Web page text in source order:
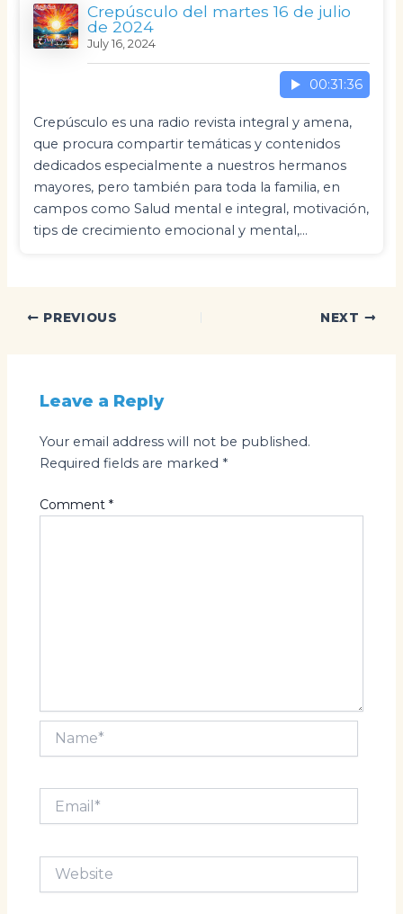
Crepúsculo del martes 16 de julio
de 2024
July 16, 2024
00:31:36
Crepúsculo es una radio revista integral y amena,
que procura compartir temáticas y contenidos
dedicados especialmente a nuestros hermanos
mayores, pero también para toda la familia, en
campos como Salud mental e integral, motivación,
tips de crecimiento emocional y mental,…
Post PREVIOUS NEXT
Leave a Reply
Your email address will not be published.
Required fields are marked *
Comment*
Name*
Website